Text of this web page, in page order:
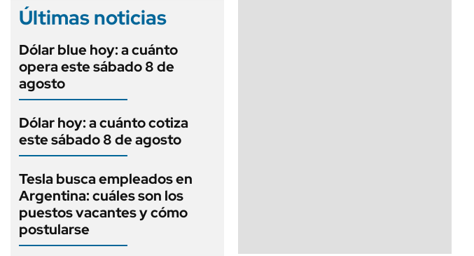
Últimas noticias
Dólar blue hoy: a cuánto
opera este sábado 8 de
agosto
Dólar hoy: a cuánto cotiza
este sábado 8 de agosto
Tesla busca empleados en
Argentina: cuáles son los
puestos vacantes y cómo
postularse